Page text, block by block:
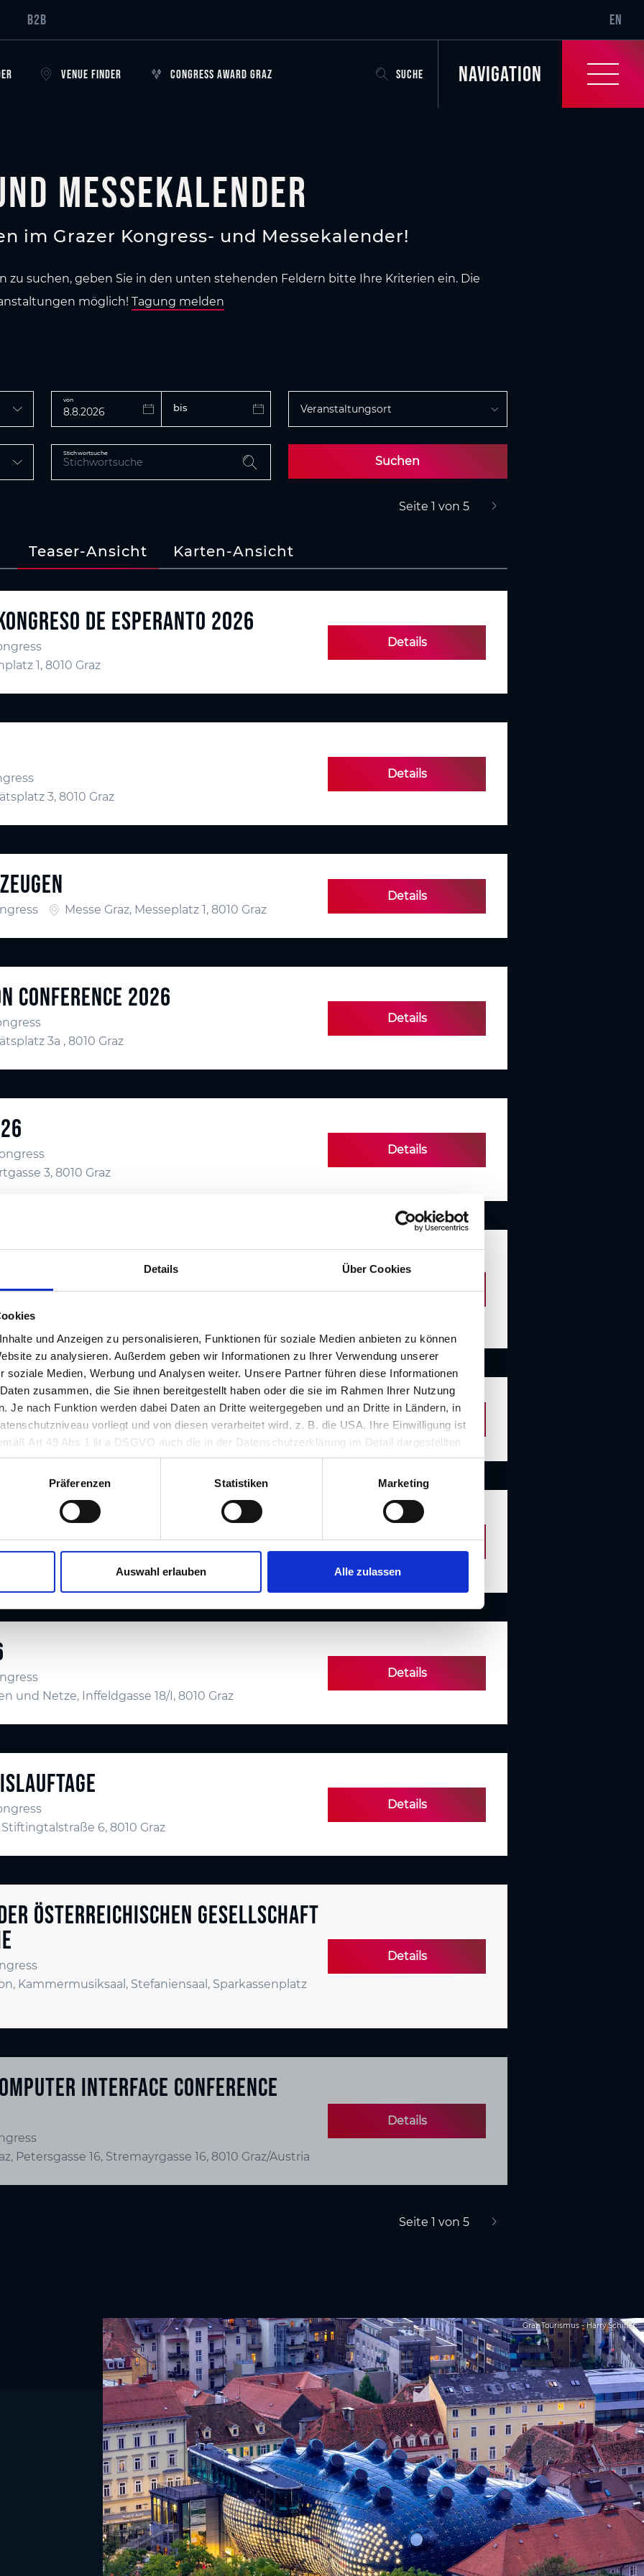
Details Über Cookies
und Anzeigen zu personalisieren, Funktionen für soziale Medien anbieten zu können
zu analysieren. Außerdem geben wir Informationen zu Ihrer Verwendung unserer
soziale Medien, Werbung und Analysen weiter. Unsere Partner führen diese Informationen
zusammen, die Sie ihnen bereitgestellt haben oder die sie im Rahmen Ihrer Nutzung
Je nach Funktion werden dabei Daten an Dritte weitergegeben und an Dritte in Ländern, in
vorliegt und von diesen verarbeitet wird, z. B. die USA. Ihre Einwilligung ist
Art 49 Abs 1 lit a DSGVO auch die in der Datenschutzerklärung im Detail dargestellten
in unsicheren Drittstaaten, wie insbesondere den USA. Ihre Einwilligung ist für die Nutzung
und kann jederzeit auf unserer Seite abgelehnt oder widerrufen werden.
Präferenzen Statistiken Marketing
Auswahl erlauben Alle zulassen
B2B SR-
EN
VENUE FINDER CONGRESS AWARD GRAZ SUCHE Navigation
Messekalender
im Grazer Kongress- und Messekalender!
zu suchen, geben Sie in den unten stehenden Feldern bitte Ihre Kriterien ein. Die
möglich! Tagung melden
von
bis Veranstaltungsort
Stichwortsuche
Suchen
Seite 1 von 5 nächste Seite
Teaser-Ansicht Karten-Ansicht
DE ESPERANTO 2026
1, 8010 Graz
Details
3, 8010 Graz
Details
Messe Graz, Messeplatz 1, 8010 Graz
Details
CONFERENCE 2026
3a , 8010 Graz
Details
3, 8010 Graz
Details
Details
& CD-BÖRSE
Messe Graz, Halle A, EG, 8010 Graz
Details
1, 8010 Graz
Details
und Netze, Inffeldgasse 18/I, 8010 Graz
Details
Stiftingtalstraße 6, 8010 Graz
Details
ÖSTERREICHISCHEN GESELLSCHAFT
Kammermusiksaal, Stefaniensaal, Sparkassenplatz
Details
INTERFACE CONFERENCE
Petersgasse 16, Stremayrgasse 16, 8010 Graz/Austria
Details
Seite 1 von 5 nächste Seite
Graz Tourismus - Harry Schiffer